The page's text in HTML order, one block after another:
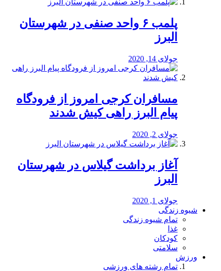
پلمب ۶ واحد صنفی در شهرستان
البرز
جولای 14, 2020
مسافران کرجی امروز از فرودگاه
پیام البرز راهی کیش شدند
جولای 2, 2020
آغاز برداشت گیلاس در شهرستان
البرز
جولای 1, 2020
شیوه زندگی
تمام شیوه زندگی
غذا
کودکان
سلامتی
ورزش
تمام رشته های ورزشی